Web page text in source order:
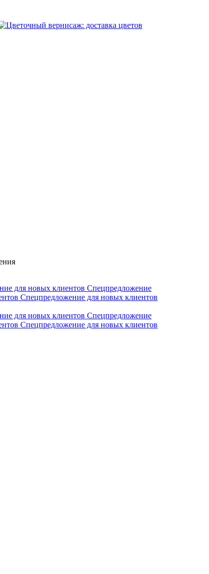
для новых клиентов Спецпредложение
Спецпредложение для новых клиентов
для новых клиентов Спецпредложение
Спецпредложение для новых клиентов